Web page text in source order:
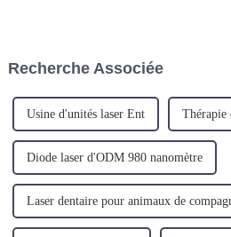
procédures de lifting. Ce...
Recherche Associée
Usine d'unités laser Ent Thérapie
Diode laser d'ODM 980 nanomètre
Laser dentaire pour animaux de